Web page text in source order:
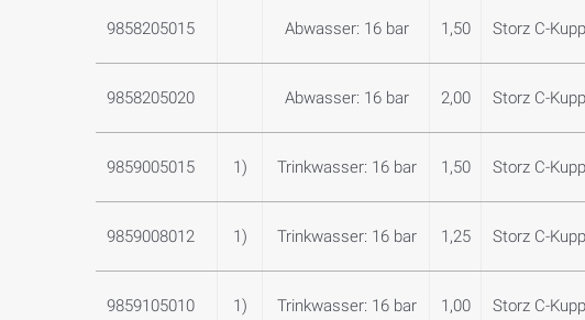
9858205015 Abwasser: 16 bar 1,50 Storz C-
9858205020 Abwasser: 16 bar 2,00 Storz C-
9859005015 1) Trinkwasser: 16 bar 1,50 Storz C-
9859008012 1) Trinkwasser: 16 bar 1,25 Storz C-
9859105010 1) Trinkwasser: 16 bar 1,00 Storz C-